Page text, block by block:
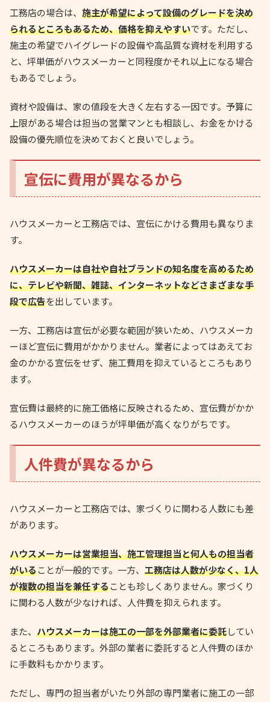
工務店の場合は、 施主が希望によって設備のグレードを決め
られるところもあるため、価格を抑えやすいです。ただし、
施主の希望でハイグレードの設備や高品質な資材を利用する
と、坪単価がハウスメーカーと同程度かそれ以上になる場合
もあるでしょう。
資材や設備は、家の値段を大きく左右する一因です。予算に
上限がある場合は担当の営業マンとも相談し、お金をかける
設備の優先順位を決めておくと良いでしょう。
宣伝に費用が異なるから
ハウスメーカーと工務店では、宣伝にかける費用も異なりま
す。
ハウスメーカーは自社や自社ブランドの知名度を高めるため
に、テレビや新聞、雑誌、インターネットなどさまざまな手
段で広告を出しています。
一方、工務店は宣伝が必要な範囲が狭いため、ハウスメーカ
ーほど宣伝に費用がかかりません。業者によってはあえてお
金のかかる宣伝をせず、施工費用を抑えているところもあり
ます。
宣伝費は最終的に施工価格に反映されるため、宣伝費がかか
るハウスメーカーのほうが坪単価が高くなりがちです。
人件費が異なるから
ハウスメーカーと工務店では、家づくりに関わる人数にも差
があります。
ハウスメーカーは営業担当、施工管理担当と何人もの担当者
がいることが一般的です。一方、 工務店は人数が少なく、1人
が複数の担当を兼任することも珍しくありません。家づくり
に関わる人数が少なければ、人件費を抑えられます。
また、 ハウスメーカーは施工の一部を外部業者に委託してい
るところもあります。外部の業者に委託すると人件費のほか
に手数料もかかります。
ただし、専門の担当者がいたり外部の専門業者に施工の一部